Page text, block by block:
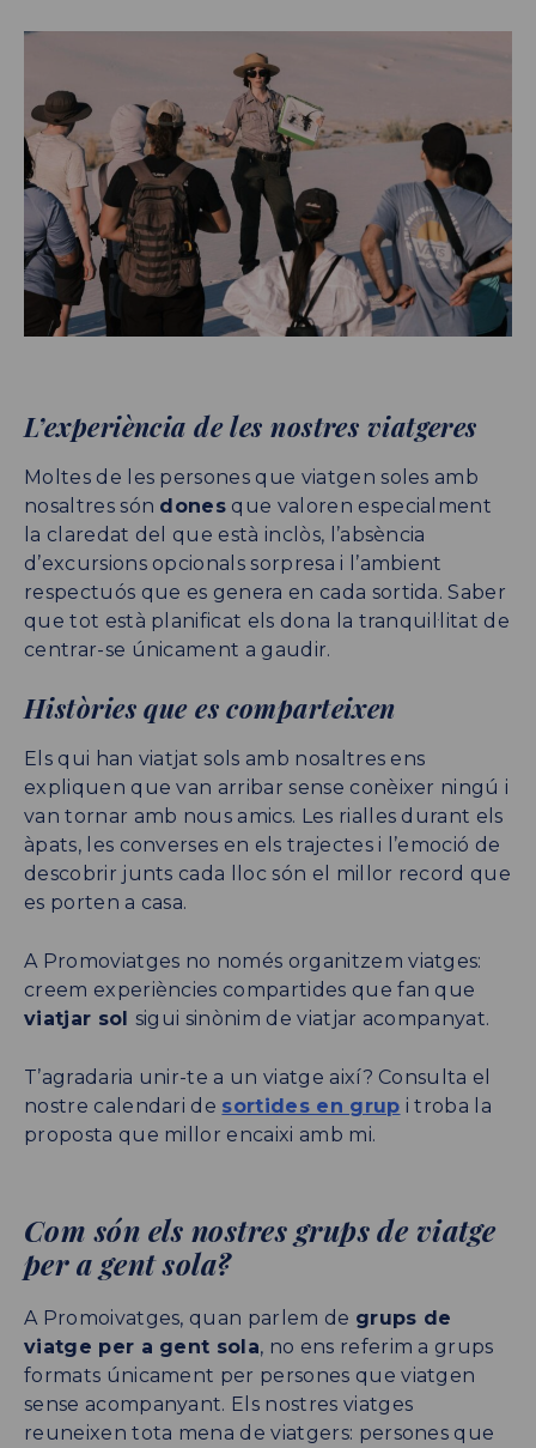
L’experiència de les nostres viatgeres
Moltes de les persones que viatgen soles amb
nosaltres són dones que valoren especialment
la claredat del que està inclòs, l’absència
d’excursions opcionals sorpresa i l’ambient
respectuós que es genera en cada sortida. Saber
que tot està planificat els dona la tranquil·litat de
centrar-se únicament a gaudir.
Històries que es comparteixen
Els qui han viatjat sols amb nosaltres ens
expliquen que van arribar sense conèixer ningú i
van tornar amb nous amics. Les rialles durant els
àpats, les converses en els trajectes i l’emoció de
descobrir junts cada lloc són el millor record que
es porten a casa.
A Promoviatges no només organitzem viatges:
creem experiències compartides que fan que
viatjar sol sigui sinònim de viatjar acompanyat.
T’agradaria unir-te a un viatge així? Consulta el
nostre calendari de sortides en grup i troba la
proposta que millor encaixi amb mi.
Com són els nostres grups de viatge
per a gent sola?
A Promoivatges, quan parlem de grups de
viatge per a gent sola, no ens referim a grups
formats únicament per persones que viatgen
sense acompanyant. Els nostres viatges
reuneixen tota mena de viatgers: persones que